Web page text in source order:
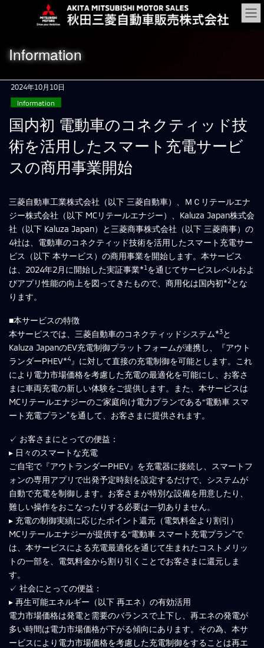
移
ン
Information
2024年10月10日
Information
国内初 電動車のコネクティッド技
術を活用したスマート充電サービ
スの商用事業開始
三菱自動車工業株式会社（以下 三菱自動車）、ＭＣリテールエナ
ジー株式会社（以下 MCリテールエナジー）、Kaluza Japan株式会
社（以下 Kaluza Japan）と三菱商事株式会社（以下 三菱商事）の
4社は、電動車のコネクティッド技術を活用したスマート充電サー
ビス（以下 本サービス）の商用事業を開始します。本サービス
は、2024年2月に開始した実証事業*1 を通じてサービスレベルおよ
びアプリ性能の向上を図ってきたもので、商用化は国内初*2とな
ります。
■本サービスの特徴
本サービスでは、三菱自動車のコネクティッドシステム*3と
Kaluza JapanのEV充電制御プラットフォームが連携し、『アウト
ランダーPHEV*4 』に対して直接の充電制御を可能とします。これ
により電力市場価格を考慮した充電の最適化を可能にし、お客さ
まに車両充電の新しい体験をご提供します。また、本サービスは
MCリテールエナジーのご家庭向け電力プランである“電動車 スマ
ート充電プラン”を通して、お客さまに提供されます。
✓ お客さまにとっての便益：
▸ 日々のスマートな充電
ご自宅で『アウトランダーPHEV』を充電器に接続し、スマートフ
ォンの専用アプリで出発予定時刻を設定するだけで、システムが
自動で充電を制御します。お客さまが特別な設備を用意したり、
難しい操作をおこなったりする必要は一切ありません。
▸ 充電の制御実績に応じたポイント還元（電気料金より割引）
MCリテールエナジーが提供する“電動車 スマート充電プラン”で
は、本サービスによる充電最適化を通じて生まれたコストメリッ
トの一部を、電気料金から割り引くことでお客さまに還元しま
す。
✓ 社会にとっての便益：
▸ 再生可能エネルギー（以下 再エネ）の有効活用
電力市場価格は発電と需要のバランスで上下し、再エネの発電が
多い時間は電力市場価格が下がる傾向にあります。その為、本サ
ービスにより電力市場価格を考慮した充電制御をすることは再エ